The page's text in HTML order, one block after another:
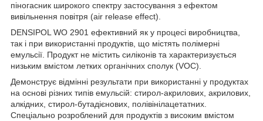
піногасник широкого спектру застосування з ефектом
вивільнення повітря (air release effect).
DENSIPOL WO 2901 ефективний як у процесі виробництва,
так і при використанні продуктів, що містять полімерні
емульсії. Продукт не містить силіконів та характеризується
низьким вмістом летких органічних сполук (VOC).
Демонструє відмінні результати при використанні у продуктах
на основі різних типів емульсій: стирол-акрилових, акрилових,
алкідних, стирол-бутадієнових, полівінілацетатних.
Спеціально розроблений для продуктів з високим вмістом